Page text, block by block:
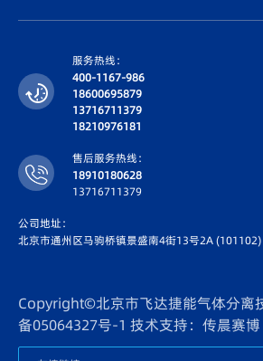
服务热线：
400-1167-986
18600695879
13716711379
18210976181
售后服务热线：
18910180628
13716711379
公司地址：
北京市通州区马驹桥镇景盛南4街13号2A (101102)
Copyright©北京市飞达捷能气体分离
备05064327号-1 技术支持：传晨赛博